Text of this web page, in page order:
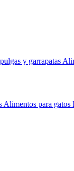
y garrapatas
Alimentos para gatos